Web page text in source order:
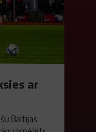
ar
Baltijas